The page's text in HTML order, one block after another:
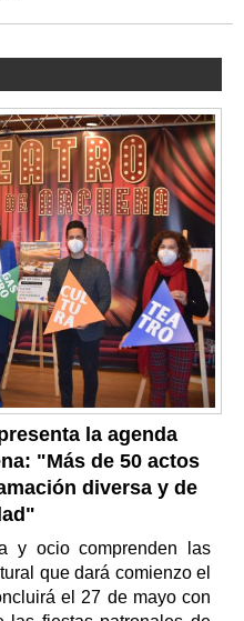
la agenda
"Más de 50 actos
diversa y de
y ocio comprenden las
que dará comienzo el
el 27 de mayo con